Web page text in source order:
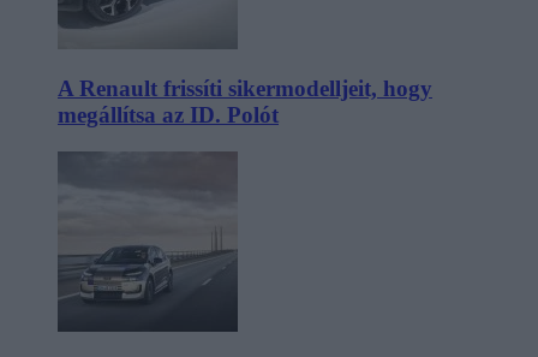
A Renault frissíti sikermodelljeit, hogy
megállítsa az ID. Polót